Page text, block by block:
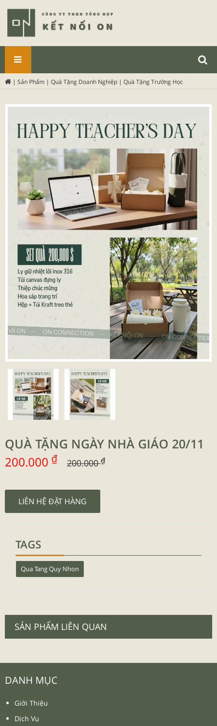
PHẨM
| Sản Phẩm | Quà Tặng Doanh Nghiệp | Quà Tặng Trường Học
QUÀ TẶNG NGÀY NHÀ GIÁO 20/11
200.000 ₫ 200.000₫
LIÊN HỆ ĐẶT HÀNG
TAGS
Qua Tang Quy Nhon
SẢN PHẨM LIÊN QUAN
DANH MỤC
Giới Thiệu
Dịch Vụ